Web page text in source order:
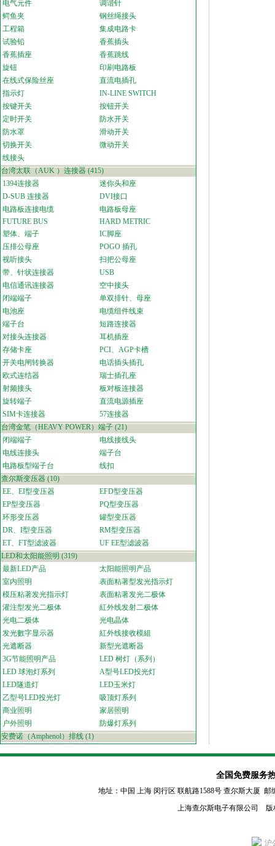
电气元件
调谐针
鳄鱼夹
钢丝绳接头
工程箱
集成电路卡
试验铅
香蕉插头
香蕉插座
香蕉跳线
旋钮
印刷电路板
在线式保险丝座
直流电插孔
指示灯
IN-LINE SWITCH
按键开关
按钮开关
定时开关
防水开关
防水罩
滑动开关
切换开关
微动开关
线接头
台湾太联（AUK ）连接器 (415)
1394连接器
迷你头和座
D-SUB 连接器
DVI接口
电路板连接电缆
电路板母座
FUTURE BUS
HARD METRIC
塑体、端子
IC脚座
压排公母座
POGO 插孔
视听接头
扫把公母座
带、针状连接器
USB
电信通讯连接器
空中接头
闭端端子
单双排针、母座
电池座
电缆组件线束
端子台
短路连接器
对接头连接器
耳机插座
存储卡座
PCI、AGP卡槽
开关电闸转换器
电话插头插孔
欧式连结器
瑞士插孔座
射频接头
板对板连接器
旋转端子
直流电源插座
SIM卡连接器
57连接器
台湾金笔（HEAVY POWER）端子 (21)
闭端端子
电线接线头
电线连接头
端子台
电路板型端子台
线扣
查尔斯变压器 (10)
EE、EI型变压器
EFD型变压器
EP型变压器
PQ型变压器
环形变压器
罐型变压器
DR、I型变压器
RM型变压器
ET、FT型滤波器
UF EE型滤波器
LED和太阳能照明 (319)
最新LED产品
太阳能照明产品
室内照明
表面粘著型发光指示灯
模压粘著发光指示灯
表面粘著发光二极体
灌注型发光二极体
紅外线发射二极体
光电二极体
光电晶体
发光數字显示器
紅外线接收模組
光遮断器
新型光遮断器
3G节能照明产品
LED 树灯（系列）
LED 球泡灯系列
A型号LED投光灯
LED隧道灯
LED玉米灯
乙型号LED投光灯
吸顶灯系列
商业照明
家居照明
户外照明
防爆灯系列
安费诺（Amphenol）排线 (1)
全国免费服务
地址：中国 上海 闵行区 联航路1588号 查尔斯大厦 邮
上海查尔斯电子有限公司
沪